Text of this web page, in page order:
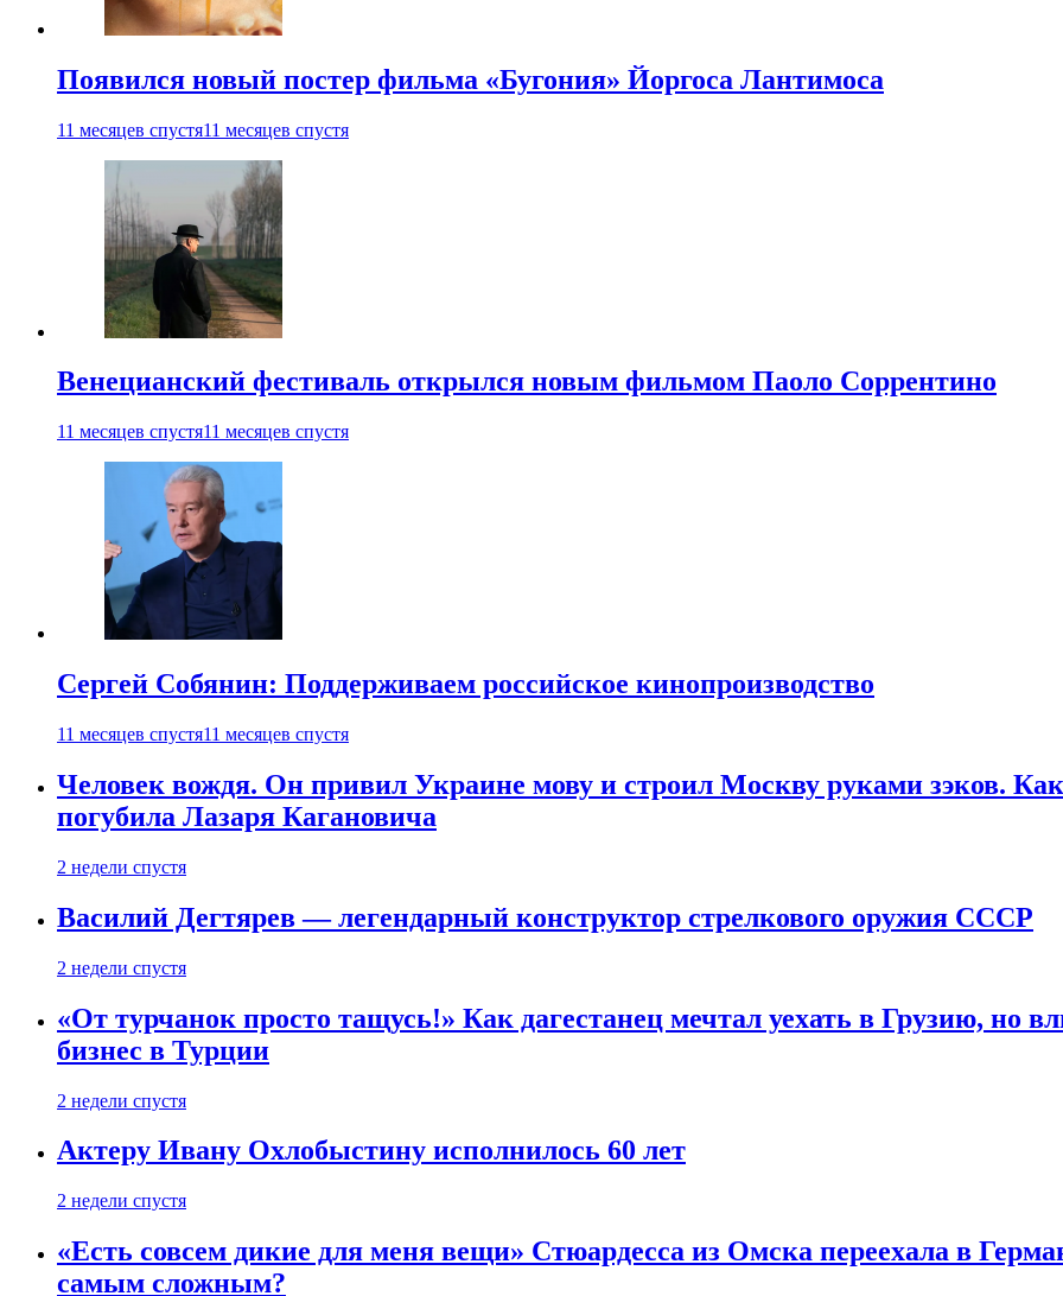
Появился новый постер фильма «Бугония» Йоргоса Лантимоса
11 месяцев спустя11 месяцев спустя
Венецианский фестиваль открылся новым фильмом Паоло Соррентино
11 месяцев спустя11 месяцев спустя
Сергей Собянин: Поддерживаем российское кинопроизводство
11 месяцев спустя11 месяцев спустя
Человек вождя. Он привил Украине мову и строил Москву руками зэков.
погубила Лазаря Кагановича
2 недели спустя
Василий Дегтярев — легендарный конструктор стрелкового оружия СССР
2 недели спустя
«От турчанок просто тащусь!» Как дагестанец мечтал уехать в Грузию, но
бизнес в Турции
2 недели спустя
Актеру Ивану Охлобыстину исполнилось 60 лет
2 недели спустя
«Есть совсем дикие для меня вещи» Стюардесса из Омска переехала в
самым сложным?